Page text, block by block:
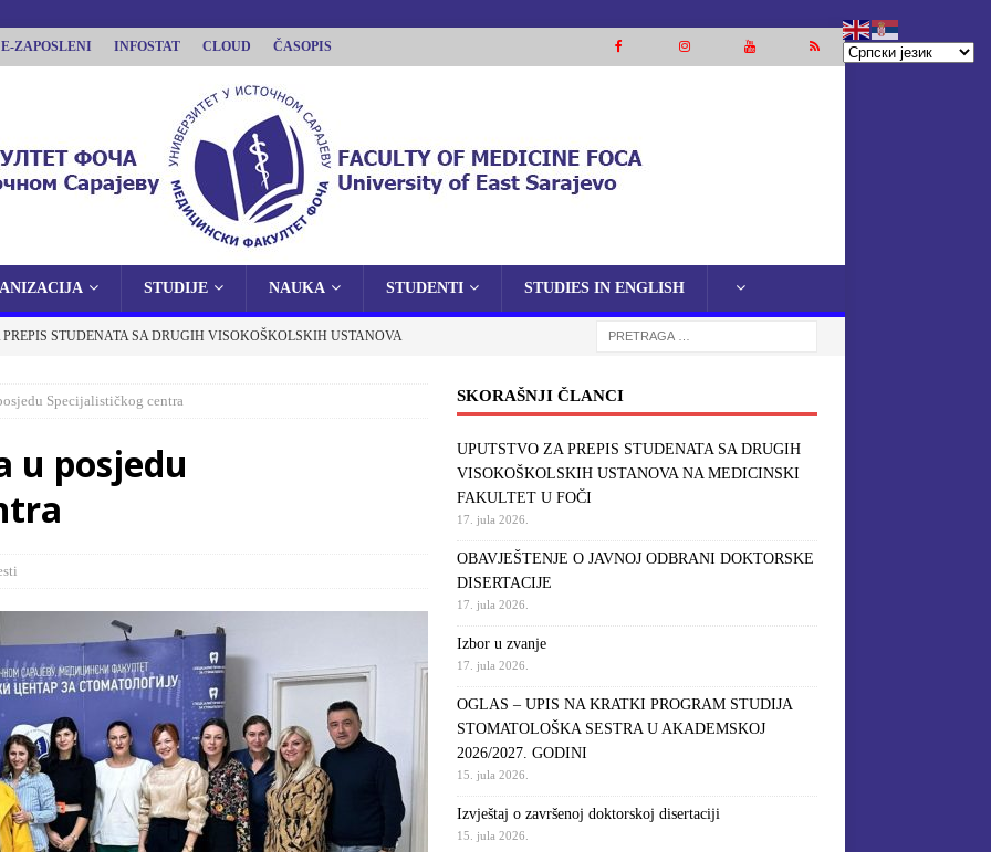
E-ZAPOSLENI INFOSTAT CLOUD ČASOPIS
FOČASTUDIJE NAUKA STUDENTI STUDIES IN ENGLISH
STUDENATA SA DRUGIH VISOKOŠKOLSKIH USTANOVA
O JAVNOJ ODBRANI DOKTORSKE DISERTACIJE
OBAVJEŠTENJA
KRATKI PROGRAM STUDIJA STOMATOLOŠKA SESTRA U
LISTA, PRVI UPISNI ROK DRUGI CIKLUS STUDIJA –
OBAVJEŠTENJA
Specijalističkog centra
u posjedu
SKORAŠNJI ČLANCI
UPUTSTVO ZA PREPIS STUDENATA SA DRUGIH
VISOKOŠKOLSKIH USTANOVA NA MEDICINSKI
FAKULTET U FOČI
17. jula 2026.
OBAVJEŠTENJE O JAVNOJ ODBRANI DOKTORSKE
DISERTACIJE
17. jula 2026.
Izbor u zvanje
17. jula 2026.
OGLAS – UPIS NA KRATKI PROGRAM STUDIJA
STOMATOLOŠKA SESTRA U AKADEMSKOJ
2026/2027. GODINI
15. jula 2026.
Izvještaj o završenoj doktorskoj disertaciji
15. jula 2026.